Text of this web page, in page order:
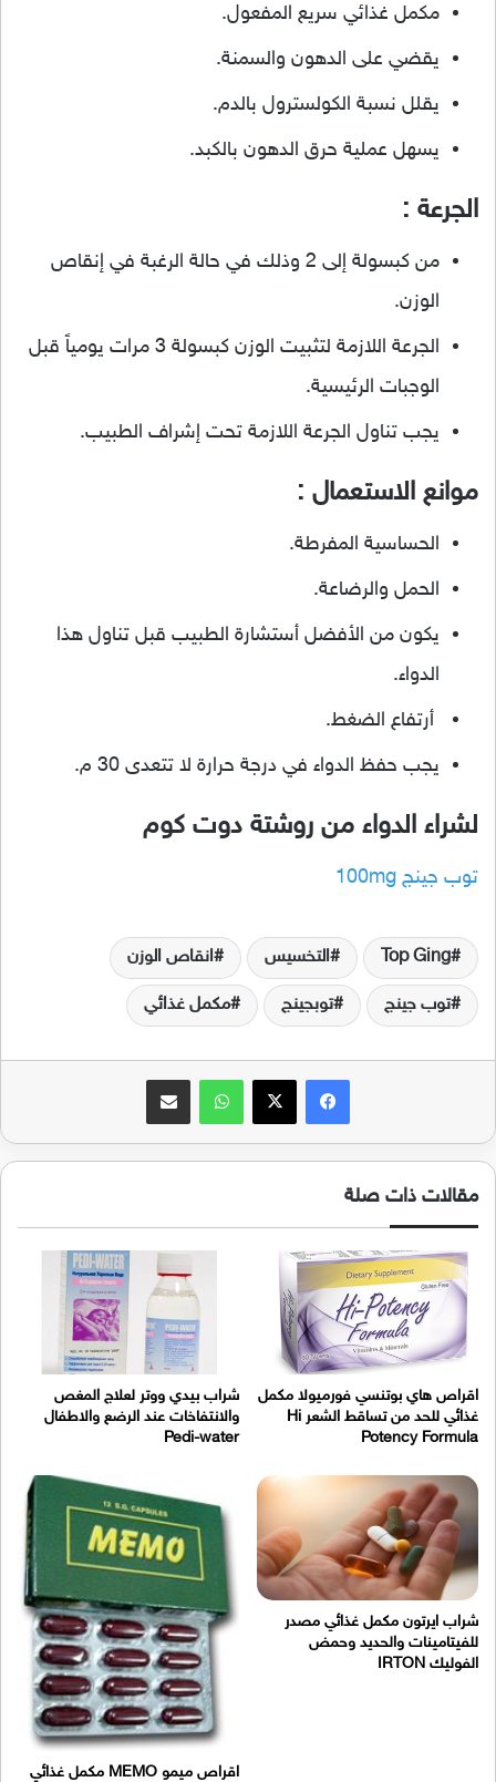
مكمل غذائي سريع المفعول.
يقضي على الدهون والسمنة.
يقلل نسبة الكولسترول بالدم.
يسهل عملية حرق الدهون بالكبد.
الجرعة :
من كبسولة إلى 2 وذلك في حالة الرغبة في إنقاص
الوزن.
الجرعة اللازمة لتثبيت الوزن كبسولة 3 مرات يومياً قبل
الوجبات الرئيسية.
يجب تناول الجرعة اللازمة تحت إشراف الطبيب.
موانع الاستعمال :
الحساسية المفرطة.
الحمل والرضاعة.
يكون من الأفضل أستشارة الطبيب قبل تناول هذا
الدواء.
أرتفاع الضغط.
يجب حفظ الدواء في درجة حرارة لا تتعدى 30 م.
لشراء الدواء من روشتة دوت كوم
توب جينج 100mg
Top Ging التخسيس انقاص الوزن
توب جينج توبجينج مكمل غذائي
فيسبوك واتساب
مقالات ذات صلة
اقراص هاي بوتنسي فورميولا مكمل
غذائي للحد من تساقط الشعر Hi
Potency Formula
شراب بيدي ووتر لعلاج المغص
والانتفاخات عند الرضع والاطفال
Pedi-water
شراب ايرتون مكمل غذائي مصدر
للفيتامينات والحديد وحمض
الفوليك IRTON
اقراص ميمو MEMO مكمل غذائي